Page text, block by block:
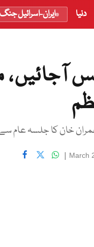
دنیا ایران-اسرائیل جنگ
عمران خان کا جلسہ عام
March
|